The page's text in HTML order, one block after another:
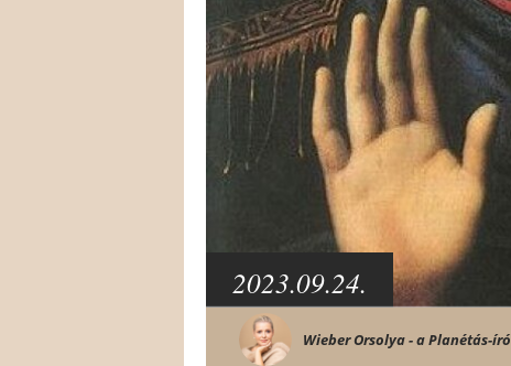
2023.09.24.
Wieber Orsolya - a Planétás-író